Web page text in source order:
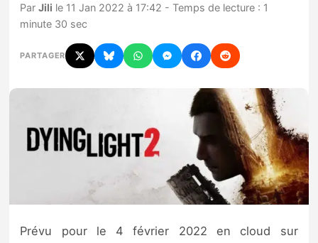
Hardware
Mises à jour
Chiffres de ventes
Rumeurs
Nintendo Direct
Tests et previews
Tests de jeux
ParJili le 11 Jan 2022 à 17:42 - Temps de lecture : 1
minute 30 sec
PARTAGER
Prévu pour le 4 février 2022 en cloud sur